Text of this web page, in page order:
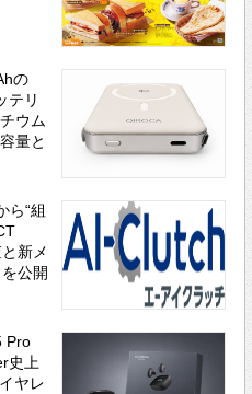
の
テリ
ウム
量と
ら“組
新メ
公開
Pro
史上
ヤレ